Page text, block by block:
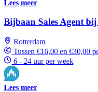
Lees meer
Bijbaan Sales Agent
Rotterdam
Tussen €16,00 en €30,00
6 - 24 uur per week
Lees meer